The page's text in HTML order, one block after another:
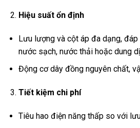
Hiệu suất ổn định
Lưu lượng và cột áp đa dạng,
nước sạch, nước thải hoặc dung
Động cơ dây đồng nguyên chất,
Tiết kiệm chi phí
Tiêu hao điện năng thấp so với